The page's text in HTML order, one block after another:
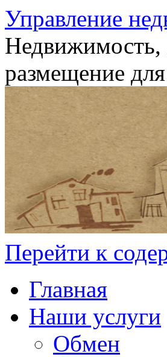
Управление
Недвижимость,
размещение
Перейти к
Главная
Наши услуги
Обмен